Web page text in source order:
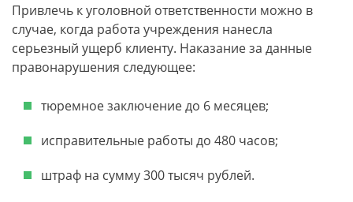
Привлечь к уголовной ответственности можно в
случае, когда работа учреждения нанесла
серьезный ущерб клиенту. Наказание за данные
правонарушения следующее:
тюремное заключение до 6 месяцев;
исправительные работы до 480 часов;
штраф на сумму 300 тысяч рублей.